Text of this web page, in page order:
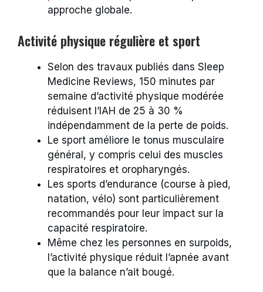
approche globale.
Activité physique régulière et sport
Selon des travaux publiés dans Sleep
Medicine Reviews, 150 minutes par
semaine d’activité physique modérée
réduisent l’IAH de 25 à 30 %
indépendamment de la perte de poids.
Le sport améliore le tonus musculaire
général, y compris celui des muscles
respiratoires et oropharyngés.
Les sports d’endurance (course à pied,
natation, vélo) sont particulièrement
recommandés pour leur impact sur la
capacité respiratoire.
Même chez les personnes en surpoids,
l’activité physique réduit l’apnée avant
que la balance n’ait bougé.